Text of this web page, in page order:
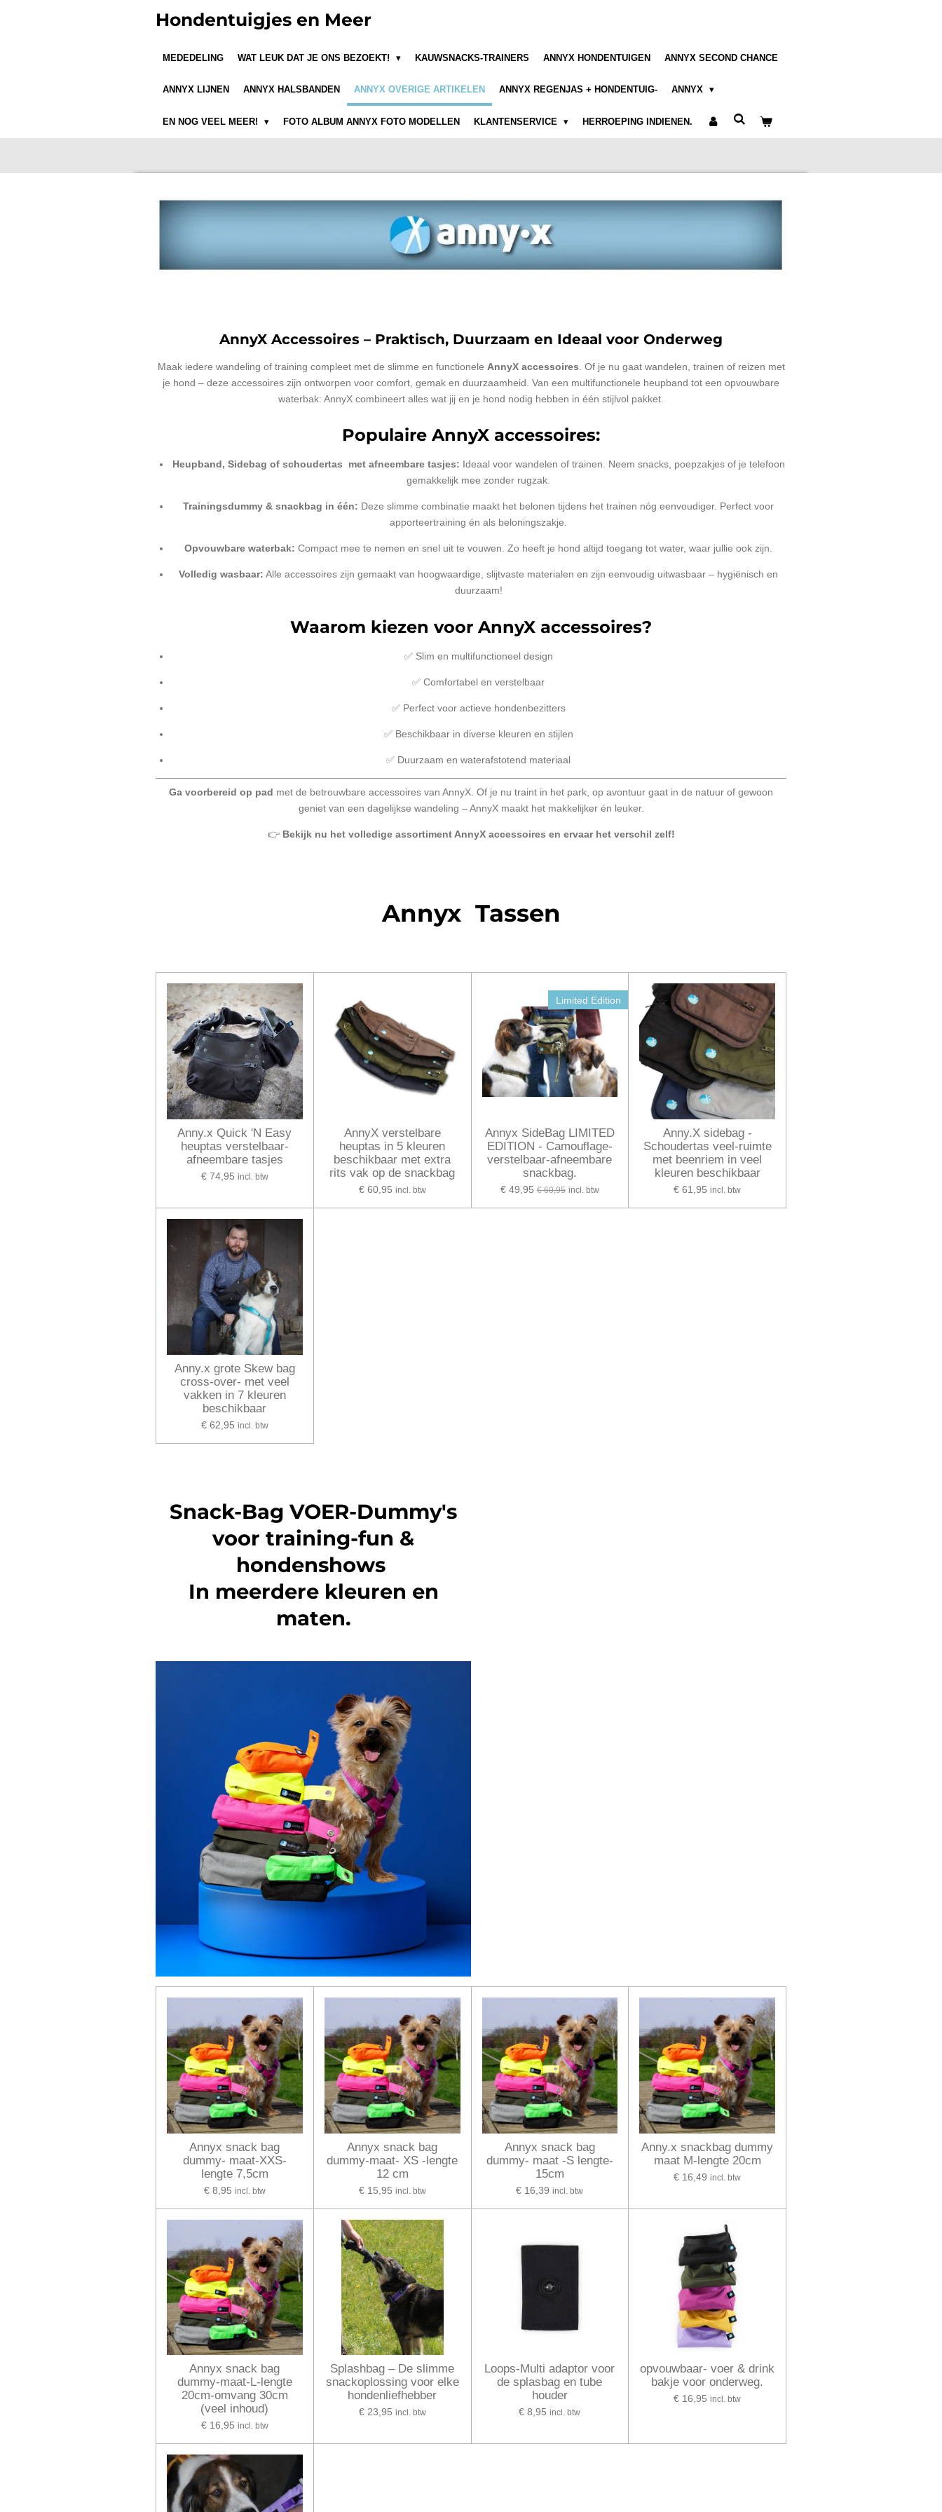
Hondentuigjes en Meer
MEDEDELING WAT LEUK DAT JE ONS BEZOEKT! KAUWSNACKS-TRAINERS ANNYX HONDENTUIGEN ANNYX SECOND CHANCE
ANNYX LIJNEN ANNYX HALSBANDEN ANNYX OVERIGE ARTIKELEN ANNYX REGENJAS + HONDENTUIG- ANNYX
EN NOG VEEL MEER! FOTO ALBUM ANNYX FOTO MODELLEN KLANTENSERVICE HERROEPING INDIENEN.
AnnyX Accessoires – Praktisch, Duurzaam en Ideaal voor Onderweg
Maak iedere wandeling of training compleet met de slimme en functionele AnnyX accessoires . Of je nu gaat wandelen, trainen of reizen met
je hond – deze accessoires zijn ontworpen voor comfort, gemak en duurzaamheid. Van een multifunctionele heupband tot een opvouwbare
waterbak: AnnyX combineert alles wat jij en je hond nodig hebben in één stijlvol pakket.
Populaire AnnyX accessoires:
Heupband, Sidebag of schoudertas met afneembare tasjes: Ideaal voor wandelen of trainen. Neem snacks, poepzakjes of je telefoon
gemakkelijk mee zonder rugzak.
Trainingsdummy & snackbag in één: Deze slimme combinatie maakt het belonen tijdens het trainen nóg eenvoudiger. Perfect voor
apporteertraining én als beloningszakje.
Opvouwbare waterbak: Compact mee te nemen en snel uit te vouwen. Zo heeft je hond altijd toegang tot water, waar jullie ook zijn.
Volledig wasbaar: Alle accessoires zijn gemaakt van hoogwaardige, slijtvaste materialen en zijn eenvoudig uitwasbaar – hygiënisch en
duurzaam!
Waarom kiezen voor AnnyX accessoires?
✅ Slim en multifunctioneel design
✅ Comfortabel en verstelbaar
✅ Perfect voor actieve hondenbezitters
✅ Beschikbaar in diverse kleuren en stijlen
✅ Duurzaam en waterafstotend materiaal
Ga voorbereid op pad met de betrouwbare accessoires van AnnyX. Of je nu traint in het park, op avontuur gaat in de natuur of gewoon
geniet van een dagelijkse wandeling – AnnyX maakt het makkelijker én leuker.
👉 Bekijk nu het volledige assortiment AnnyX accessoires en ervaar het verschil zelf!
Annyx Tassen
Anny.x Quick 'N Easy
heuptas verstelbaar-
afneembare tasjes
€ 74,95 incl. btw
AnnyX verstelbare
heuptas in 5 kleuren
beschikbaar met extra
rits vak op de snackbag
€ 60,95 incl. btw
Limited Edition
Annyx SideBag LIMITED
EDITION - Camouflage-
verstelbaar-afneembare
snackbag.
€ 49,95 € 60,95 incl. btw
Anny.X sidebag -
Schoudertas veel-ruimte
met beenriem in veel
kleuren beschikbaar
€ 61,95 incl. btw
Anny.x grote Skew bag
cross-over- met veel
vakken in 7 kleuren
beschikbaar
€ 62,95 incl. btw
Snack-Bag VOER-Dummy's
voor training-fun &
hondenshows
In meerdere kleuren en
maten.
Annyx snack bag
dummy- maat-XXS-
lengte 7,5cm
€ 8,95 incl. btw
Annyx snack bag
dummy-maat- XS -lengte
12 cm
€ 15,95 incl. btw
Annyx snack bag
dummy- maat -S lengte-
15cm
€ 16,39 incl. btw
Anny.x snackbag dummy
maat M-lengte 20cm
€ 16,49 incl. btw
Annyx snack bag
dummy-maat-L-lengte
20cm-omvang 30cm
(veel inhoud)
€ 16,95 incl. btw
Splashbag – De slimme
snackoplossing voor elke
hondenliefhebber
€ 23,95 incl. btw
Loops-Multi adaptor voor
de splasbag en tube
houder
€ 8,95 incl. btw
opvouwbaar- voer & drink
bakje voor onderweg.
€ 16,95 incl. btw